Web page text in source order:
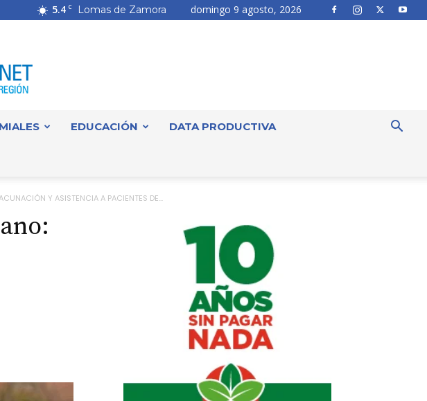
5.4 C Lomas de Zamora domingo 9 agosto, 2026
EDUCACIÓN DATA PRODUCTIVA
Y ASISTENCIA A PACIENTES DE...